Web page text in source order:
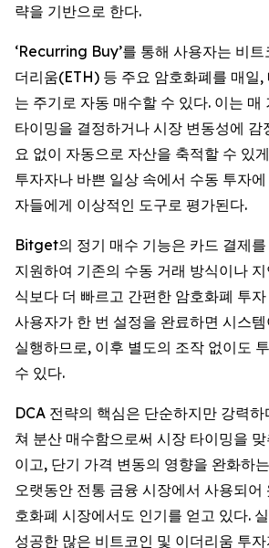
략을 기반으로 한다.
‘Recurring Buy’를 통해 사용자는 비
더리움(ETH) 등 주요 암호화폐를 매일,
는 주기로 자동 매수할 수 있다. 이는 매
타이밍을 결정하거나 시장 변동성에 감
요 없이 자동으로 자산을 축적할 수 있
투자자나 바쁜 일상 속에서 수동 투자
자들에게 이상적인 도구로 평가된다.
Bitget의 정기 매수 기능은 카드 결제
지원하여 기존의 수동 거래 방식이나
식보다 더 빠르고 간편한 암호화폐 투
사용자가 한 번 설정을 완료하면 시스
실행하므로, 이후 별도의 조작 없이도
수 있다.
DCA 전략의 핵심은 단순하지만 강력하
쳐 분산 매수함으로써 시장 타이밍을
이고, 단기 가격 변동의 영향을 완화하
오랫동안 전통 금융 시장에서 사용되어
호화폐 시장에서도 인기를 얻고 있다.
성공한 많은 비트코인 및 이더리움 투